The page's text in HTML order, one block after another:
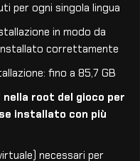
per ogni singola lingua
in modo da
correttamente
fino a 85,7 GB
nella root del gioco per
installato con più
necessari per